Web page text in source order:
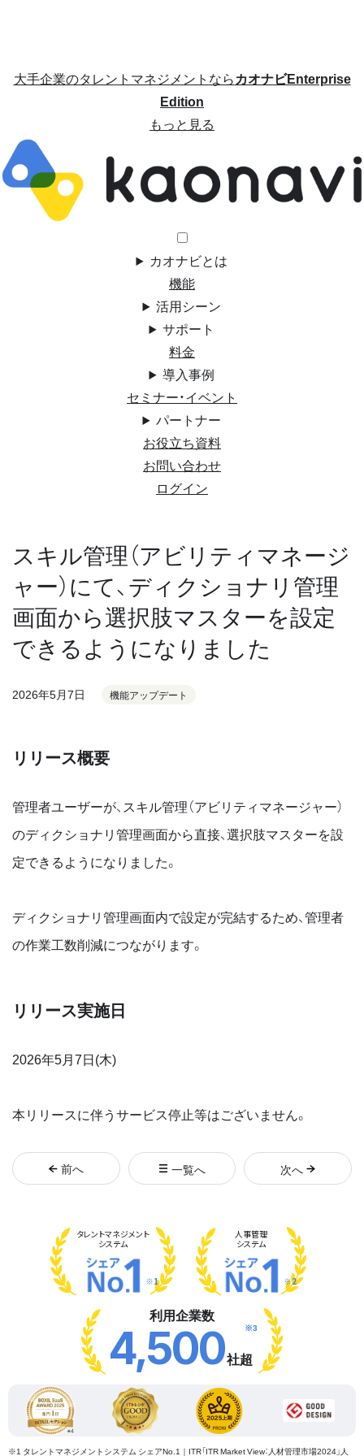
大手企業のタレントマネジメントならカオナビEnterprise
Edition
もっと見る
カオナビとは
機能
活用シーン
サポート
料金
導入事例
セミナー・イベント
パートナー
お役立ち資料
お問い合わせ
ログイン
スキル管理（アビリティマネージ
ャー）にて、ディクショナリ管理
画面から選択肢マスターを設定
できるようになりました
2026年5月7日 機能アップデート
リリース概要
管理者ユーザーが、スキル管理（アビリティマネージャー）
のディクショナリ管理画面から直接、選択肢マスターを設
定できるようになりました。
ディクショナリ管理画面内で設定が完結するため、管理者
の作業工数削減につながります。
リリース実施日
2026年5月7日(木)
本リリースに伴うサービス停止等はございません。
前へ 一覧へ 次へ
タレントマネジメント
システム
※1
人事管理
システム
※2
利用企業数
4,500社超
※3
※1 タレントマネジメントシステム シェアNo.1｜ITR「ITR Market View：人材管理市場2024」人